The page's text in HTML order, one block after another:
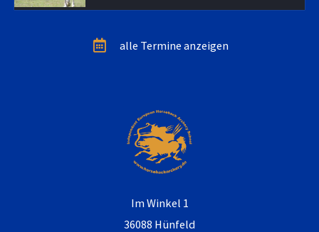
alle Termine anzeigen
Im Winkel 1
36088 Hünfeld